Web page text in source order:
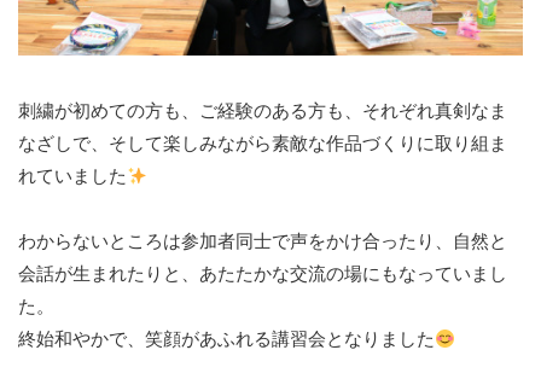
刺繍が初めての方も、ご経験のある方も、それぞれ真剣なま
なざしで、そして楽しみながら素敵な作品づくりに取り組ま
れていました
わからないところは参加者同士で声をかけ合ったり、自然と
会話が生まれたりと、あたたかな交流の場にもなっていまし
た。
終始和やかで、笑顔があふれる講習会となりました